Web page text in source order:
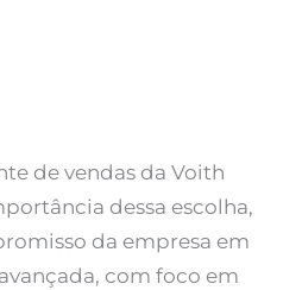
de vendas da Voith
dessa escolha,
da empresa em
com foco em